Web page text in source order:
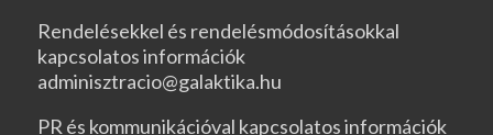
Rendelésekkel és rendelésmódosításokkal
kapcsolatos információk
adminisztracio@galaktika.hu
PR és kommunikációval kapcsolatos információk